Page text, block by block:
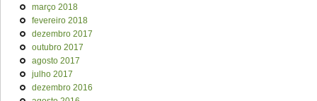
março 2018
fevereiro 2018
dezembro 2017
outubro 2017
agosto 2017
julho 2017
dezembro 2016